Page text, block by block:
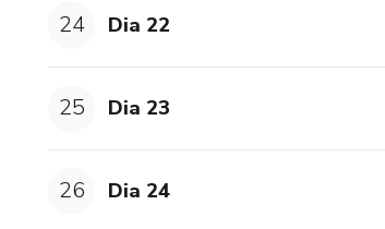
24 Dia 22
25 Dia 23
26 Dia 24